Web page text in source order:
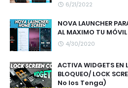
6/21/2022
NOVA LAUNCHER
AL MAXIMO TU MÓVIL
4/30/2020
ACTIVA WIDGETS EN
BLOQUEO/ LOCK
No los Tenga)